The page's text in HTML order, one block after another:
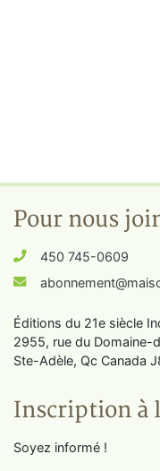
Pour nous
450 745-0609
Éditions du 21e siècle
2955, rue du Domaine-
Ste-Adèle, Qc Canada
Inscription
Soyez informé !